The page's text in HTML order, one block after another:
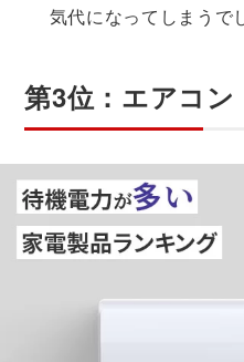
気代になってしまうで
第3位：エアコン